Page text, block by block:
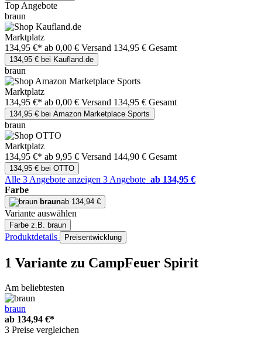
Top Angebote
braun
Marktplatz
134,95 €* ab 0,00 € Versand 134,95 € Gesamt
134,95 € bei Kaufland.de
braun
Marktplatz
134,95 €* ab 0,00 € Versand 134,95 € Gesamt
134,95 € bei Amazon Marketplace Sports
braun
Marktplatz
134,95 €* ab 9,95 € Versand 144,90 € Gesamt
134,95 € bei OTTO
Alle 3 Angebote anzeigen 3 Angebote ab 134,95 €
Farbe
braunab 134,94 €
Variante auswählen
Farbe z.B. braun
Produktdetails Preisentwicklung
1 Variante zu CampFeuer Spirit
Am beliebtesten
braun
ab 134,94 €*
3 Preise vergleichen